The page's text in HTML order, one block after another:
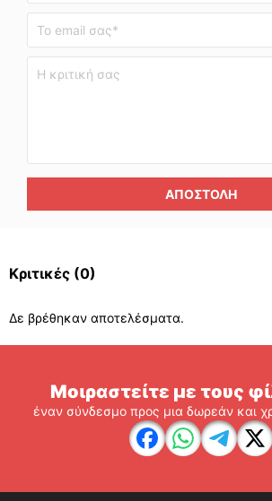
ΑΠΟΣΤΟΛΉ
Κριτικές (0)
Δε βρέθηκαν αποτελέσματα.
Μοιραστείτε με τους
έναν σύνδεσμο προς μια δωρεάν και